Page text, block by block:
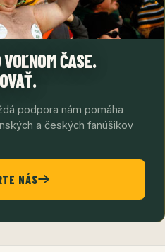
ČASE.
podpora nám pomáha
a českých fanúšikov
NÁS